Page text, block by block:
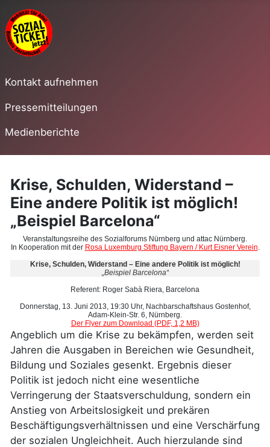
Kontakt aufnehmen
Pressemitteilungen
Medienberichte
Krise, Schulden, Widerstand –
Eine andere Politik ist möglich!
„Beispiel Barcelona“
Veranstaltungsreihe des Sozialforums Nürnberg und attac Nürnberg.
In Kooperation mit der Rosa Luxemburg Stiftung Bayern / Kurt Eisner Verein.
Krise, Schulden, Widerstand – Eine andere Politik ist möglich!
„Beispiel Barcelona“
Referent: Roger Sabà Riera, Barcelona
Donnerstag, 13. Juni 2013, 19:30 Uhr, Nachbarschaftshaus Gostenhof,
Adam-Klein-Str. 6, Nürnberg.
Der Flyer zum Download (PDF, 1,2 MB)
Angeblich um die Krise zu bekämpfen, werden seit
Jahren die Ausgaben in Bereichen wie Gesundheit,
Bildung und Soziales gesenkt. Ergebnis dieser
Politik ist jedoch nicht eine wesentliche
Verringerung der Staatsverschuldung, sondern ein
Anstieg von Arbeitslosigkeit und prekären
Beschäftigungsverhältnissen und eine Verschärfung
der sozialen Ungleichheit. Auch hierzulande sind